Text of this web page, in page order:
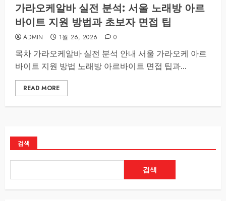
가라오케알바 실전 분석: 서울 노래방 아르
바이트 지원 방법과 초보자 면접 팁
ADMIN 1월 26, 2026 0
목차 가라오케알바 실전 분석 안내 서울 가라오케 아르
바이트 지원 방법 노래방 아르바이트 면접 팁과...
READ MORE
검색
검색